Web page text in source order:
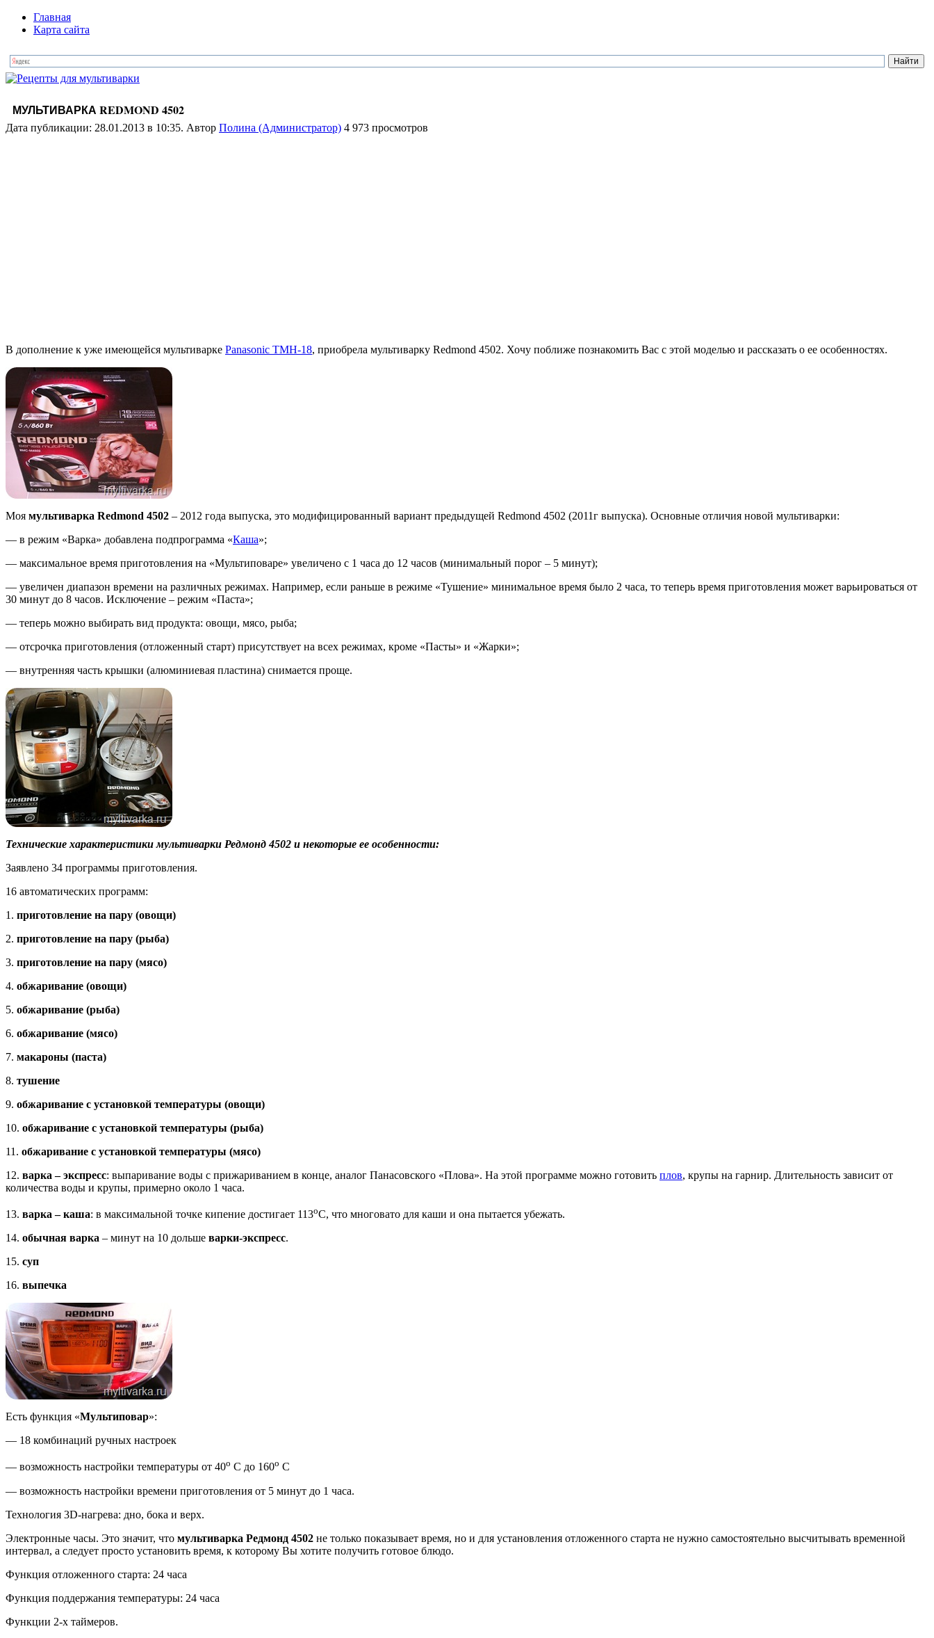
Главная
Карта сайта
МУЛЬТИВАРКА REDMOND 4502
Дата публикации: 28.01.2013 в 10:35. Автор Полина (Администратор) 4 973 просмотров
В дополнение к уже имеющейся мультиварке Panasonic ТМН-18, приобрела мультиварку Redmond 4502. Хочу поближе познакомить Вас с этой моделью и рассказать о ее особенностях.
Моя мультиварка Redmond 4502 – 2012 года выпуска, это модифицированный вариант предыдущей Redmond 4502 (2011г выпуска). Основные отличия новой мультиварки:
— в режим «Варка» добавлена подпрограмма «Каша»;
— максимальное время приготовления на «Мультиповаре» увеличено с 1 часа до 12 часов (минимальный порог – 5 минут);
— увеличен диапазон времени на различных режимах. Например, если раньше в режиме «Тушение» минимальное время было 2 часа, то теперь время приготовления может варьироваться от
30 минут до 8 часов. Исключение – режим «Паста»;
— теперь можно выбирать вид продукта: овощи, мясо, рыба;
— отсрочка приготовления (отложенный старт) присутствует на всех режимах, кроме «Пасты» и «Жарки»;
— внутренняя часть крышки (алюминиевая пластина) снимается проще.
Технические характеристики мультиварки Редмонд 4502 и некоторые ее особенности:
Заявлено 34 программы приготовления.
16 автоматических программ:
1. приготовление на пару (овощи)
2. приготовление на пару (рыба)
3. приготовление на пару (мясо)
4. обжаривание (овощи)
5. обжаривание (рыба)
6. обжаривание (мясо)
7. макароны (паста)
8. тушение
9. обжаривание с установкой температуры (овощи)
10. обжаривание с установкой температуры (рыба)
11. обжаривание с установкой температуры (мясо)
12. варка – экспресс: выпаривание воды с прижариванием в конце, аналог Панасовского «Плова». На этой программе можно готовить плов, крупы на гарнир. Длительность зависит от
количества воды и крупы, примерно около 1 часа.
13. варка – каша: в максимальной точке кипение достигает 113оС, что многовато для каши и она пытается убежать.
14. обычная варка – минут на 10 дольше варки-экспресс.
15. суп
16. выпечка
Есть функция «Мультиповар»:
— 18 комбинаций ручных настроек
— возможность настройки температуры от 40о С до 160о С
— возможность настройки времени приготовления от 5 минут до 1 часа.
Технология 3D-нагрева: дно, бока и верх.
Электронные часы. Это значит, что мультиварка Редмонд 4502 не только показывает время, но и для установления отложенного старта не нужно самостоятельно высчитывать временной
интервал, а следует просто установить время, к которому Вы хотите получить готовое блюдо.
Функция отложенного старта: 24 часа
Функция поддержания температуры: 24 часа
Функции 2-х таймеров.